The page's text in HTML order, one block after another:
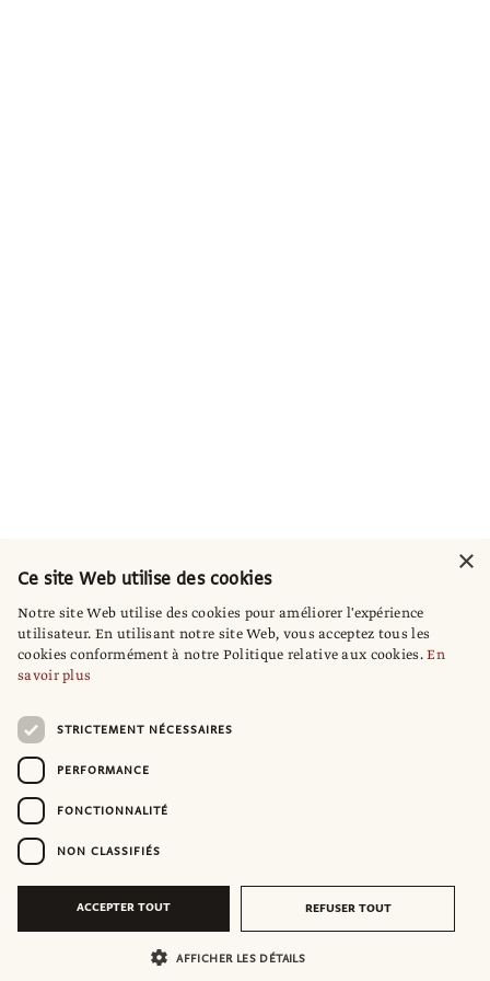
×
Ce site Web utilise des cookies
Notre site Web utilise des cookies pour améliorer l'expérience
utilisateur. En utilisant notre site Web, vous acceptez tous les
cookies conformément à notre Politique relative aux cookies.En
savoir plus
STRICTEMENT NÉCESSAIRES
PERFORMANCE
FONCTIONNALITÉ
NON CLASSIFIÉS
ACCEPTER TOUT REFUSER TOUT
AFFICHER LES DÉTAILS